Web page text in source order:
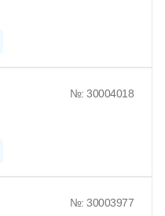
№: 30004018
№: 30003977